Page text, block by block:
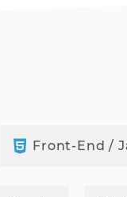
Front-End /